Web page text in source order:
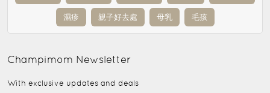
濕疹 親子好去處 母乳 毛孩
Champimom Newsletter
With exclusive updates and deals